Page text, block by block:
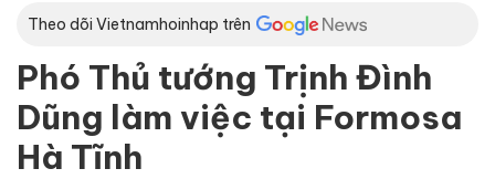
Theo dõi Vietnamhoinhap trên
Phó Thủ tướng Trịnh Đình
Dũng làm việc tại Formosa
Hà Tĩnh